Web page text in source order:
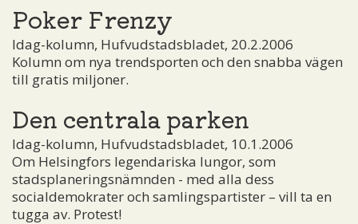
Poker Frenzy
Idag-kolumn, Hufvudstadsbladet, 20.2.2006
Kolumn om nya trendsporten och den snabba vägen
till gratis miljoner.
Den centrala parken
Idag-kolumn, Hufvudstadsbladet, 10.1.2006
Om Helsingfors legendariska lungor, som
stadsplaneringsnämnden - med alla dess
socialdemokrater och samlingspartister – vill ta en
tugga av. Protest!